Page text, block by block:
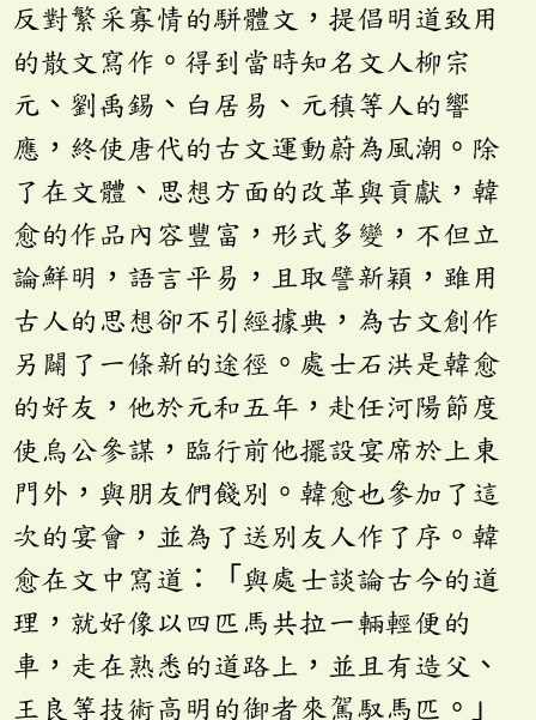
反對繁采寡情的駢體文，提倡明道致用
的散文寫作。得到當時知名文人柳宗
元、劉禹錫、白居易、元稹等人的響
應，終使唐代的古文運動蔚為風潮。除
了在文體、思想方面的改革與貢獻，韓
愈的作品內容豐富，形式多變，不但立
論鮮明，語言平易，且取譬新穎，雖用
古人的思想卻不引經據典，為古文創作
另闢了一條新的途徑。處士石洪是韓愈
的好友，他於元和五年，赴任河陽節度
使烏公參謀，臨行前他擺設宴席於上東
門外，與朋友們餞別。韓愈也參加了這
次的宴會，並為了送別友人作了序。韓
愈在文中寫道：「與處士談論古今的道
理，就好像以四匹馬共拉一輛輕便的
車，走在熟悉的道路上，並且有造父、
王良等技術高明的御者來駕馭馬匹。」